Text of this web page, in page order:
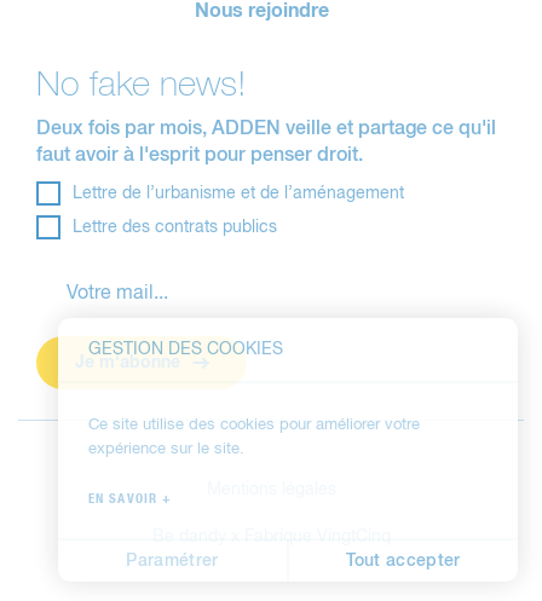
Nous rejoindre
No fake news!
Deux fois par mois, ADDEN veille et partage ce qu'il
faut avoir à l'esprit pour penser droit.
Lettre de l’urbanisme et de l’aménagement
Lettre des contrats publics
Je m'abonne
GESTION DES COOKIES
Ce site utilise des cookies pour améliorer votre
expérience sur le site.
EN SAVOIR +
Paramétrer Tout accepter